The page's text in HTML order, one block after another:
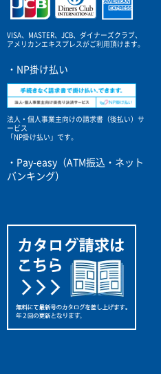
VISA、MASTER、JCB、ダイナーズクラブ、
アメリカンエキスプレスがご利用頂けます。
・NP掛け払い
法人・個人事業主向けの請求書（後払い）サ
ービス
「NP掛け払い」です。
・Pay-easy（ATM振込・ネット
バンキング）